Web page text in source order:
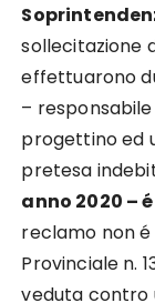
sollecitazione
effettuarono
–
progettino ed
pretesa
anno 2020 –
reclamo non é
Provinciale n.
veduta contro